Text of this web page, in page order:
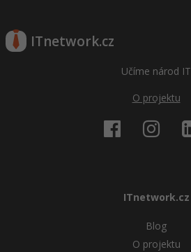
ITnetwork.cz
Učíme národ IT
O projektu
ITnetwork.cz
Blog
O projektu